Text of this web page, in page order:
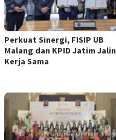
Perkuat Sinergi, FISIP UB
Malang dan KPID Jatim Jalin
Kerja Sama